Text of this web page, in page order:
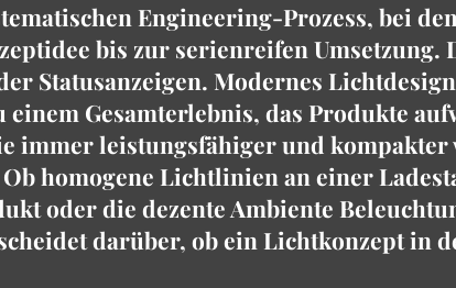
Engineering-Prozess, bei
bis zur serienreifen Umsetzung.
Statusanzeigen. Modernes
Gesamterlebnis, das Produkte
immer leistungsfähiger und
homogene Lichtlinien an einer
oder die dezente Ambiente
darüber, ob ein Lichtkonzept in